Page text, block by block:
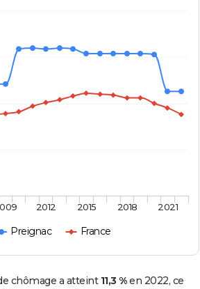
Preignac France
2012 2015 2018 2021
chômage a atteint 11,3 %en 2022, ce